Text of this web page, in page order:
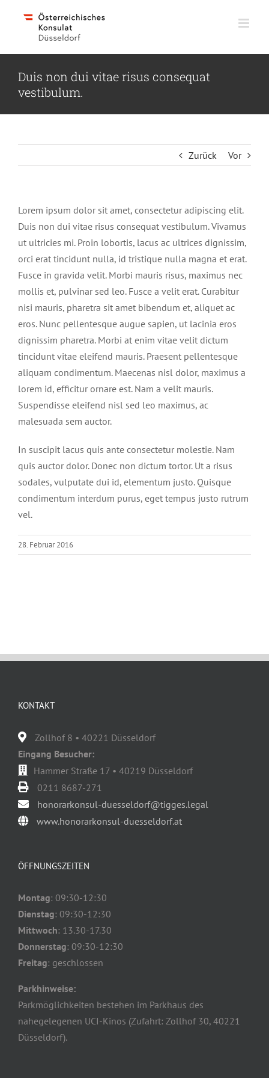
Duis non dui vitae risus consequat
vestibulum.
Zurück Vor
Lorem ipsum dolor sit amet, consectetur adipiscing elit.
Duis non dui vitae risus consequat vestibulum. Vivamus
ut ultricies mi. Proin lobortis, lacus ac ultrices dignissim,
orci erat tincidunt nulla, id tristique nulla magna et erat.
Fusce in gravida velit. Morbi mauris risus, maximus nec
mollis et, pulvinar sed leo. Fusce a velit erat. Curabitur
nisi mauris, pharetra sit amet bibendum et, aliquet ac
eros. Nunc pellentesque augue sapien, ut lacinia eros
dignissim pharetra. Morbi at enim vitae velit dictum
tincidunt vitae eleifend mauris. Praesent pellentesque
aliquam condimentum. Maecenas nisl dolor, maximus a
lorem id, efficitur ornare est. Nam a velit mauris.
Suspendisse eleifend nisl sed leo maximus, ac
malesuada sem auctor.
In suscipit lacus quis ante consectetur molestie. Nam
quis auctor dolor. Donec non dictum tortor. Ut a risus
sodales, vulputate dui id, elementum justo. Quisque
condimentum interdum purus, eget tempus justo rutrum
vel.
28. Februar 2016
KONTAKT
Zollhof 8 • 40221 Düsseldorf
Eingang Besucher:
Hammer Straße 17 • 40219 Düsseldorf
0211 8687-271
honorarkonsul-duesseldorf@tigges.legal
www.honorarkonsul-duesseldorf.at
ÖFFNUNGSZEITEN
Montag: 09:30-12:30
Dienstag: 09:30-12:30
Mittwoch: 13.30-17.30
Donnerstag: 09:30-12:30
Freitag: geschlossen
Parkhinweise:
Parkmöglichkeiten bestehen im Parkhaus des
nahegelegenen UCI-Kinos (Zufahrt: Zollhof 30, 40221
Düsseldorf).